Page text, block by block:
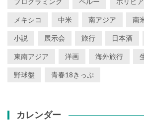
メキシコ 中米 南アジア 南
小説 展示会 旅行 日本酒
東南アジア 洋画 海外旅行
野球盤 青春18きっぷ
カレンダー